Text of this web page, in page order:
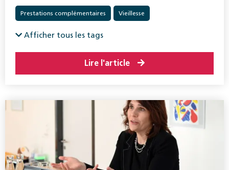
Prestations complémentaires Vieillesse
Afficher tous les tags
Lire l'article